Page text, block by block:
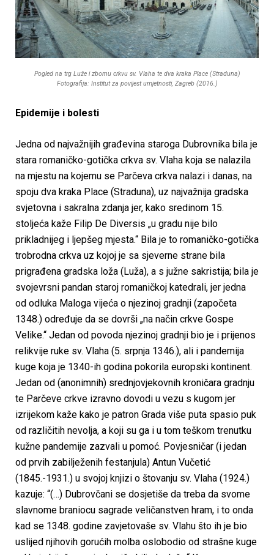
Pogled na trg Luže i zbornu crkvu sv. Vlaha te dva kraka Place (Straduna)
Fotografija: Institut za povijest umjetnosti, Zagreb (2016.)
Epidemije i bolesti
Jedna od najvažnijih građevina staroga Dubrovnika bila je
stara romaničko-gotička crkva sv. Vlaha koja se nalazila
na mjestu na kojemu se Parčeva crkva nalazi i danas, na
spoju dva kraka Place (Straduna), uz najvažnija gradska
svjetovna i sakralna zdanja jer, kako sredinom 15.
stoljeća kaže Filip De Diversis „u gradu nije bilo
prikladnijeg i ljepšeg mjesta.“ Bila je to romaničko-gotička
trobrodna crkva uz kojoj je sa sjeverne strane bila
prigrađena gradska loža (Luža), a s južne sakristija; bila je
svojevrsni pandan staroj romaničkoj katedrali, jer jedna
od odluka Maloga vijeća o njezinoj gradnji (započeta
1348.) određuje da se dovrši „na način crkve Gospe
Velike.“ Jedan od povoda njezinoj gradnji bio je i prijenos
relikvije ruke sv. Vlaha (5. srpnja 1346.), ali i pandemija
kuge koja je 1340-ih godina pokorila europski kontinent.
Jedan od (anonimnih) srednjovjekovnih kroničara gradnju
te Parčeve crkve izravno dovodi u vezu s kugom jer
izrijekom kaže kako je patron Grada više puta spasio puk
od različitih nevolja, a koji su ga i u tom teškom trenutku
kužne pandemije zazvali u pomoć. Povjesničar (i jedan
od prvih zabilježenih festanjula) Antun Vučetić
(1845.-1931.) u svojoj knjizi o štovanju sv. Vlaha (1924.)
kazuje: “(…) Dubrovčani se dosjetiše da treba da svome
slavnome braniocu sagrade veličanstven hram, i to onda
kad se 1348. godine zavjetovaše sv. Vlahu što ih je bio
uslijed njihovih gorućih molba oslobodio od strašne kuge